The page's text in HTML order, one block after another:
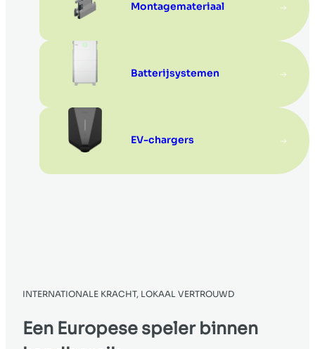
Montagemateriaal
Batterijsystemen
EV-chargers
INTERNATIONALE KRACHT, LOKAAL VERTROUWD
Een Europese speler binnen